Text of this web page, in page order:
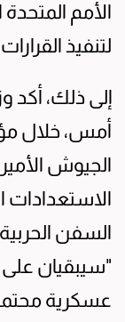
الأمم
لتنفيذ
إلى ذلك، أكد
أمس، خلال
الجيوش
الاستعدادات
السفن
"سيبقيان على
عسكرية